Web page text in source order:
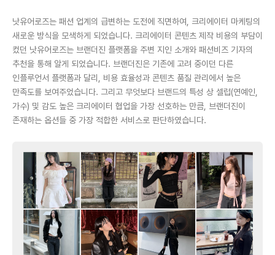
낫유어로즈는 패션 업계의 급변하는 도전에 직면하여, 크리에이터 마케팅의
새로운 방식을 모색하게 되었습니다. 크리에이터 콘텐츠 제작 비용의 부담이
컸던 낫유어로즈는 브랜더진 플랫폼을 주변 지인 소개와 패션비즈 기자의
추천을 통해 알게 되었습니다. 브랜더진은 기존에 고려 중이던 다른
인플루언서 플랫폼과 달리, 비용 효율성과 콘텐츠 품질 관리에서 높은
만족도를 보여주었습니다. 그리고 무엇보다 브랜드의 특성 상 셀럽(연예인,
가수) 및 감도 높은 크리에이터 협업을 가장 선호하는 만큼, 브랜더진이
존재하는 옵션들 중 가장 적합한 서비스로 판단하였습니다.